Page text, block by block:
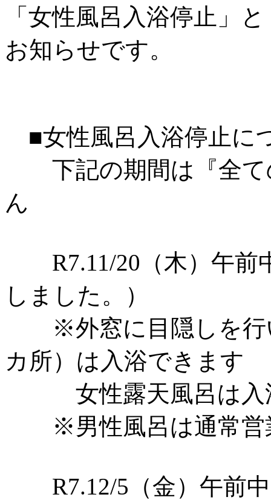
「女性風呂入浴停止」
お知らせです。
■女性風呂入浴停止に
下記の期間は『全て
ん
R7.11/20（木）午前
しました。）
※外窓に目隠しを行
カ所）は入浴できます
女性露天風呂は入
※男性風呂は通常営
R7.12/5（金）午前中